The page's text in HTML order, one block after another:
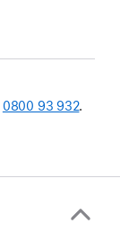
0800 93 932.